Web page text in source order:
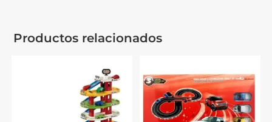
Productos relacionados